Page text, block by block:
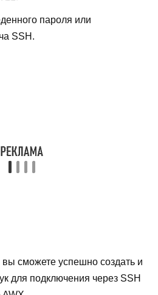
пароля или
SSH.
вы сможете успешно создать и
для подключения через SSH